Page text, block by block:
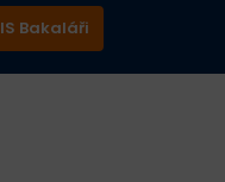
IS Bakaláři